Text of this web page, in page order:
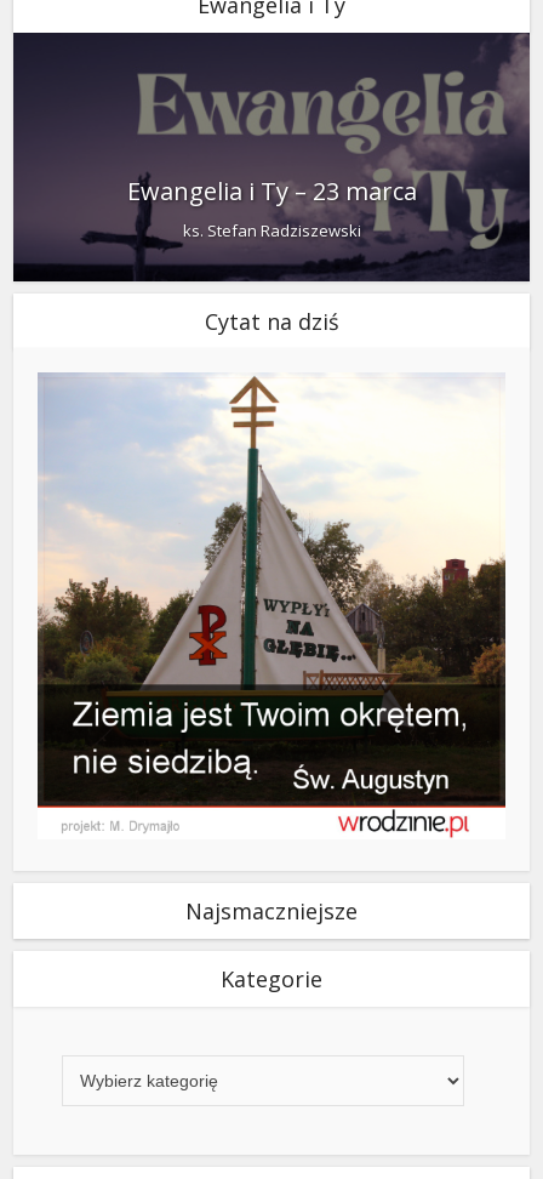
Ewangelia i Ty – 23 marca
ks. Stefan Radziszewski
Cytat na dziś
Najsmaczniejsze
Kategorie